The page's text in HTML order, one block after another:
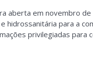
aberta em novembro de
hidrossanitária para a
privilegiadas para